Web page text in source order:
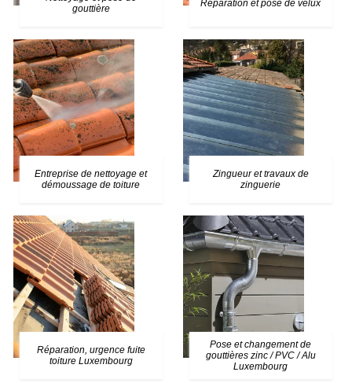
gouttière
Réparation et pose de velux
Entreprise de nettoyage et
démoussage de toiture
Zingueur et travaux de
zinguerie
Réparation, urgence fuite
toiture Luxembourg
Pose et changement de
gouttières zinc / PVC / Alu
Luxembourg